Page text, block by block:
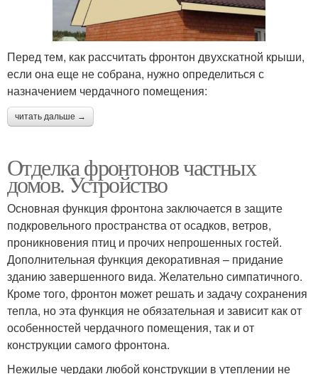
Перед тем, как рассчитать фронтон двухскатной крыши,
если она еще не собрана, нужно определиться с
назначением чердачного помещения:
читать дальше →
Отделка фронтонов частных
домов. Устройство
Основная функция фронтона заключается в защите
подкровельного пространства от осадков, ветров,
проникновения птиц и прочих непрошенных гостей.
Дополнительная функция декоративная – придание
зданию завершенного вида. Желательно симпатичного.
Кроме того, фронтон может решать и задачу сохранения
тепла, но эта функция не обязательная и зависит как от
особенностей чердачного помещения, так и от
конструкции самого фронтона.
Нежилые чердаки любой конструкции в утеплении не